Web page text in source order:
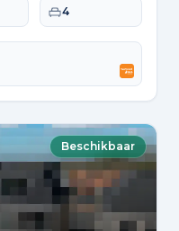
Slaapkamers
4
Beschikbaar